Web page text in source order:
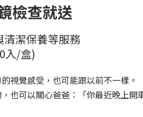
檢查就送
潔保養等服務
入/盒)
視覺感受，也可能跟以前不一樣。
也可以關心爸爸：「你最近晚上開